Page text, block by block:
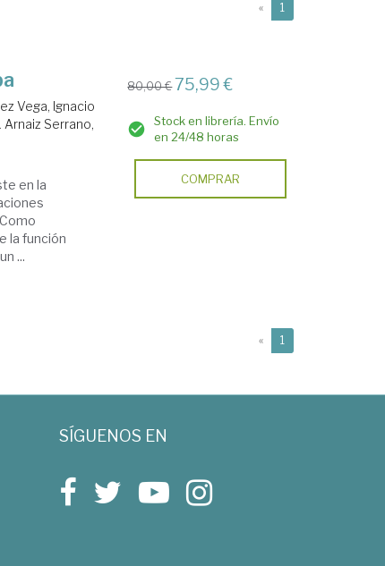
« 1
Vega, Ignacio
Arnaiz Serrano,
en la
la función
...
80,00 €75,99 €
Stock en librería. Envío
en 24/48 horas
COMPRAR
« 1
SÍGUENOS EN